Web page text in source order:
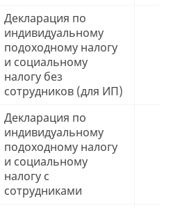
Декларация по
индивидуальному
подоходному налогу
и социальному
налогу без
сотрудников (для ИП)
Декларация по
индивидуальному
подоходному налогу
и социальному
налогу с
сотрудниками